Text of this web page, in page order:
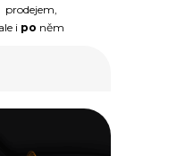
prodejem,
ale i po něm